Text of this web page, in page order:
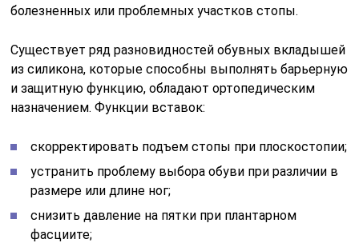
болезненных или проблемных участков стопы.
Существует ряд разновидностей обувных вкладышей
из силикона, которые способны выполнять барьерную
и защитную функцию, обладают ортопедическим
назначением. Функции вставок:
скорректировать подъем стопы при плоскостопии;
устранить проблему выбора обуви при различии в
размере или длине ног;
снизить давление на пятки при плантарном
фасциите;